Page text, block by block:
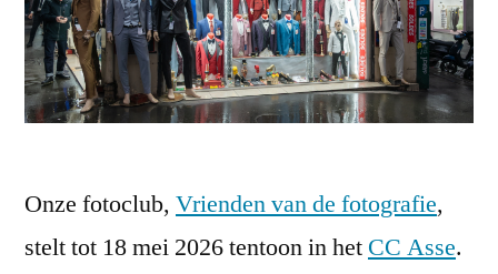
Onze fotoclub, Vrienden van de fotografie,
stelt tot 18 mei 2026 tentoon in het CC Asse.